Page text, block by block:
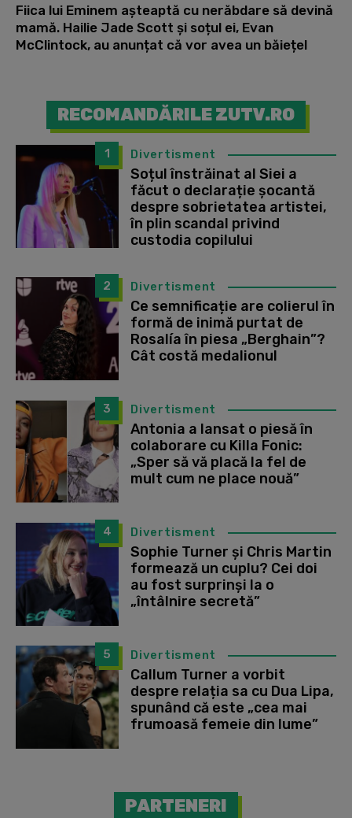
Fiica lui Eminem așteaptă cu nerăbdare să devină
mamă. Hailie Jade Scott și soțul ei, Evan
McClintock, au anunțat că vor avea un băiețel
RECOMANDĂRILE ZUTV.RO
1 Divertisment
Soțul înstrăinat al Siei a
făcut o declarație șocantă
despre sobrietatea artistei,
în plin scandal privind
custodia copilului
2 Divertisment
Ce semnificație are colierul în
formă de inimă purtat de
Rosalía în piesa „Berghain”?
Cât costă medalionul
3 Divertisment
Antonia a lansat o piesă în
colaborare cu Killa Fonic:
„Sper să vă placă la fel de
mult cum ne place nouă”
4 Divertisment
Sophie Turner și Chris Martin
formează un cuplu? Cei doi
au fost surprinși la o
„întâlnire secretă”
5 Divertisment
Callum Turner a vorbit
despre relația sa cu Dua Lipa,
spunând că este „cea mai
frumoasă femeie din lume”
PARTENERI